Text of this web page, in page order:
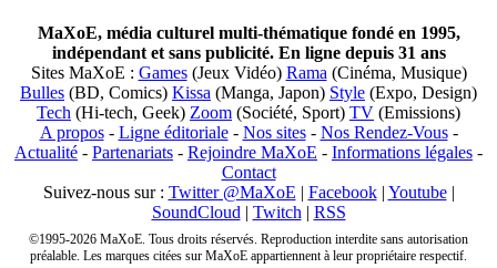
MaXoE, média culturel multi-thématique fondé en 1995,
indépendant et sans publicité. En ligne depuis 31 ans
Sites MaXoE : Games(Jeux Vidéo) Rama (Cinéma, Musique)
Bulles (BD, Comics) Kissa (Manga, Japon) Style (Expo, Design)
Tech (Hi-tech, Geek) Zoom (Société, Sport) TV (Emissions)
A propos- Ligne éditoriale- Nos sites- Nos Rendez-Vous-
Actualité - Partenariats - Rejoindre MaXoE - Informations légales -
Contact
Suivez-nous sur : Twitter @MaXoE | Facebook| Youtube|
SoundCloud | Twitch | RSS
©1995-2026 MaXoE. Tous droits réservés. Reproduction interdite sans autorisation
préalable. Les marques citées sur MaXoE appartiennent à leur propriétaire respectif.